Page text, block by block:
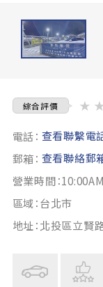
綜合評價 ★
電話： 查看聯繫電
郵箱： 查看聯絡郵
營業時間：
區域：台北市
地址：北投區立賢